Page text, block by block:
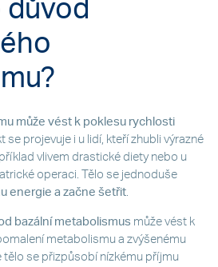
důvod
může vést k poklesu rychlosti
se projevuje i u lidí, kteří zhubli výrazné
vlivem drastické diety nebo u
operaci. Tělo se jednoduše
energie a začne šetřit
bazální metabolismus může vést k
metabolismu a zvýšenému
tělo se přizpůsobí nízkému příjmu